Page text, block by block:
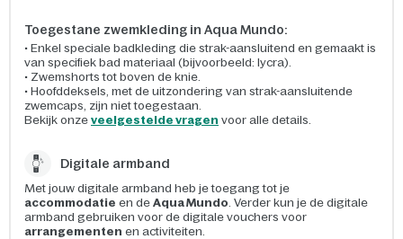
Toegestane zwemkleding in Aqua Mundo:
• Enkel speciale badkleding die strak-aansluitend en gemaakt is
van specifiek bad materiaal (bijvoorbeeld: lycra).
• Zwemshorts tot boven de knie.
• Hoofddeksels, met de uitzondering van strak-aansluitende
zwemcaps, zijn niet toegestaan.
Bekijk onze veelgestelde vragen voor alle details.
Digitale armband
Met jouw digitale armband heb je toegang tot je
accommodatie en de Aqua Mundo. Verder kun je de digitale
armband gebruiken voor de digitale vouchers voor
arrangementen en activiteiten.